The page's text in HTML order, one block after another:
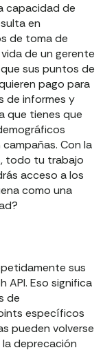
capacidad de
en
de toma de
de un gerente
sus puntos de
pago para
de informes y
que tienes que
Con la
todo tu trabajo
acceso a los
como una
sus
API. Eso significa
de
específicos
pueden volverse
deprecación